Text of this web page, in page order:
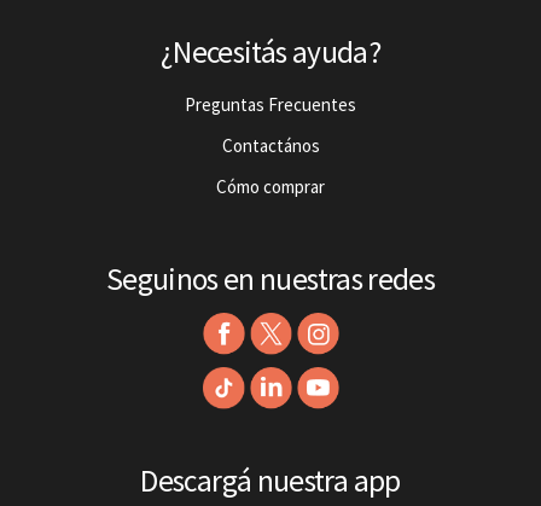
¿Necesitás ayuda?
Preguntas Frecuentes
Contactános
Cómo comprar
Seguinos en nuestras redes
Descargá nuestra app